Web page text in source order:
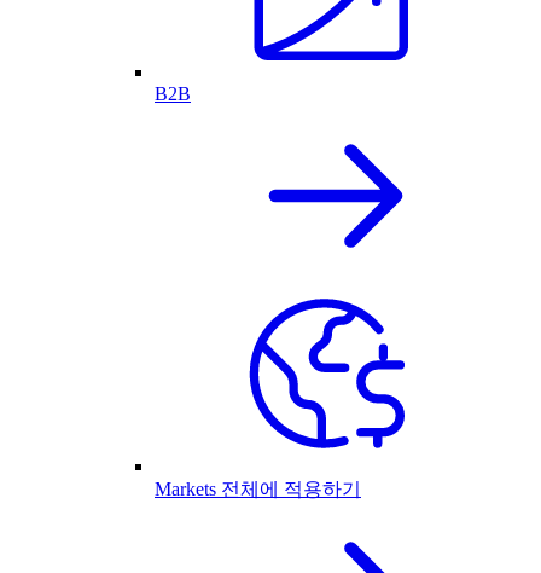
B2B
Markets 전체에 적용하기